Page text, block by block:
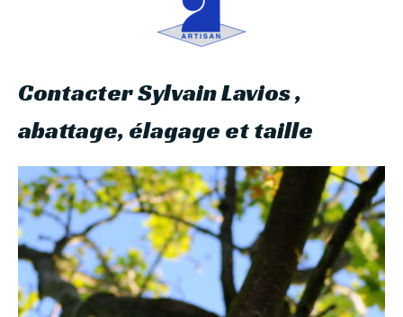
Contacter Sylvain Lavios ,
abattage, élagage et taille